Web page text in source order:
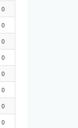
0
0
0
0
0
0
0
0